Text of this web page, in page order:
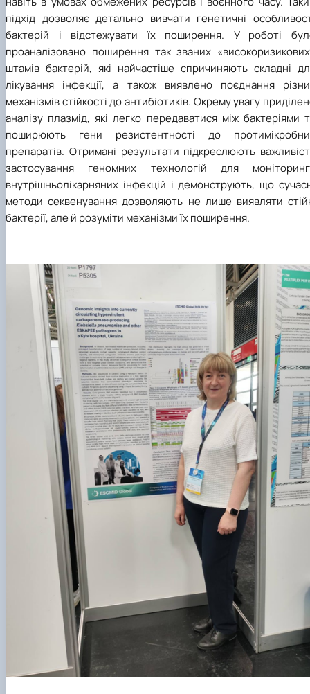
підхід дозволяє детально вивчати генетичні
бактерій і відстежувати їх поширення. У роботі
проаналізовано поширення так званих
штамів бактерій, які найчастіше спричиняють складні
лікування інфекції, а також виявлено поєднання
механізмів стійкості до антибіотиків. Окрему увагу
аналізу плазмід, які легко передаватися між бактеріями
поширюють гени резистентності до
препаратів. Отримані результати підкреслюють
застосування геномних технологій для
внутрішньолікарняних інфекцій і демонструють, що
методи секвенування дозволяють не лише виявляти
бактерії, але й розуміти механізми їх поширення.